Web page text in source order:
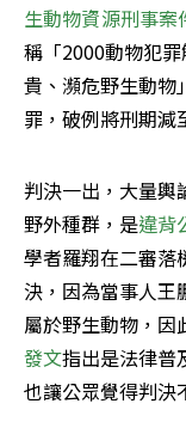
生動物資源刑事案
稱「2000動物犯
貴、瀕危野生動物
罪，破例將刑期
判決一出，大量輿
野外種群，是違背
學者羅翔在二審落
決，因為當事人王
屬於野生動物，因
發文指出是法律普
也讓公眾覺得判決